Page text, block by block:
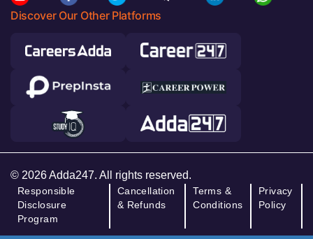
Discover Our Other Platforms
© 2026 Adda247. All rights reserved.
Responsible
Disclosure
Program
Cancellation
& Refunds
Terms &
Conditions
Privacy
Policy